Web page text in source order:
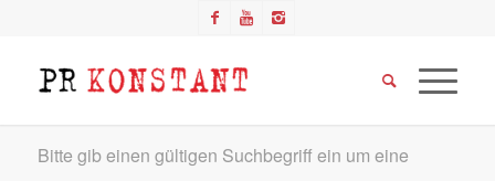
Bitte gib einen gültigen Suchbegriff ein um eine